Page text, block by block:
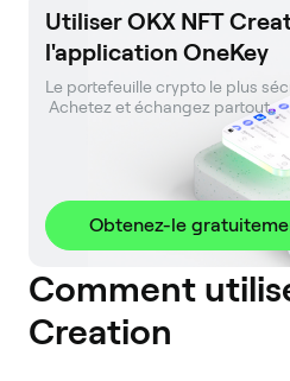
Utiliser OKX NFT
l'application OneKey
Le portefeuille crypto le plus
Achetez et échangez partout.
Obtenez-le
Comment
Creation